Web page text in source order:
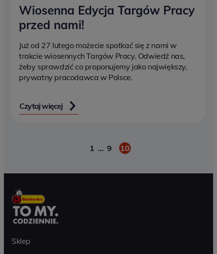
Wiosenna Edycja Targów Pracy
przed nami!
Już od 27 lutego możecie spotkać się z nami w
trakcie wiosennych Targów Pracy. Odwiedź nas,
żeby sprawdzić co proponujemy jako największy,
prywatny pracodawca w Polsce.
Czytaj więcej
Paginacja1 … 9 10
Sklep